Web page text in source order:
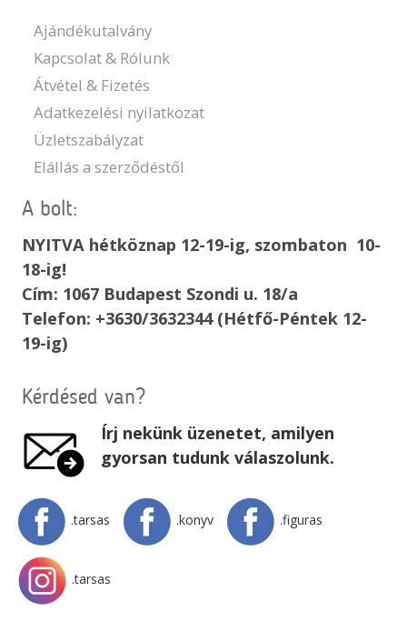
Ajándékutalvány
Kapcsolat & Rólunk
Átvétel & Fizetés
Adatkezelési nyilatkozat
Üzletszabályzat
Elállás a szerződéstől
A bolt:
NYITVA hétköznap 12-19-ig, szombaton 10-
18-ig!
Cím: 1067 Budapest Szondi u. 18/a
Telefon: +3630/3632344 (Hétfő-Péntek 12-
19-ig)
Kérdésed van?
Írj nekünk üzenetet, amilyen
gyorsan tudunk válaszolunk.
.tarsas .konyv .figuras
.tarsas